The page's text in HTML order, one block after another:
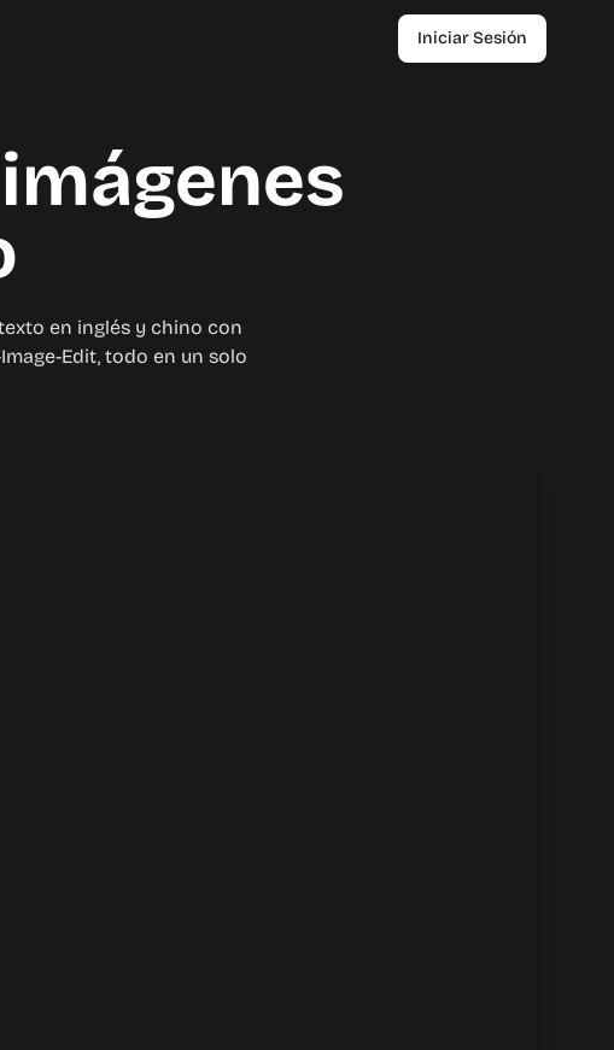
Iniciar Sesión
en inglés y chino con
Edit, todo en un solo